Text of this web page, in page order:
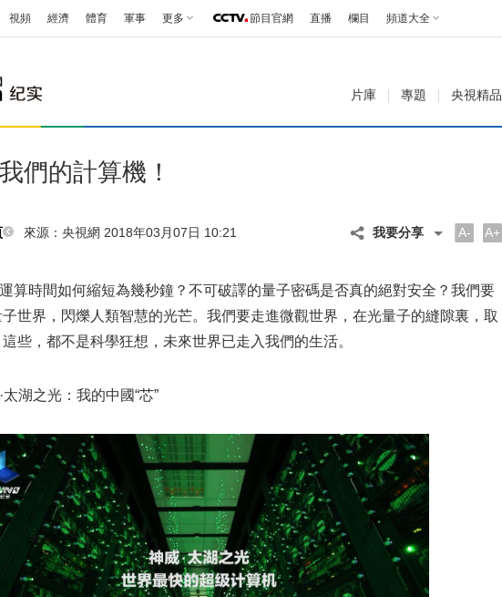
視頻 經濟 體育 軍事 更多 節目官網 直播 欄目 頻道大全
片庫 專題 央視精品
們的計算機！
來源：央視網 2018年03月07日 10:21 A- A+
我要分享
時間如何縮短為幾秒鐘？不可破譯的量子密碼是否真的絕對安全？我們要
世界，閃爍人類智慧的光芒。我們要走進微觀世界，在光量子的縫隙裏，取
些，都不是科學狂想，未來世界已走入我們的生活。
太湖之光：我的中國“芯”